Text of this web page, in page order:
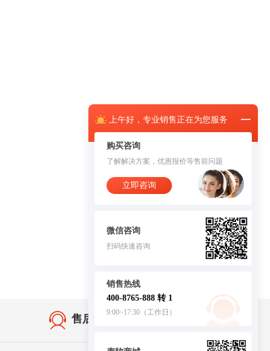
上午好， 专业销售正在为您服务
购买咨询
了解解决方案，优惠报价等售前问题
立即咨询
微信咨询
扫码快速咨询
销售热线
400-8765-888 转 1
9:00~17:30（工作日）
售后无忧·服务保障